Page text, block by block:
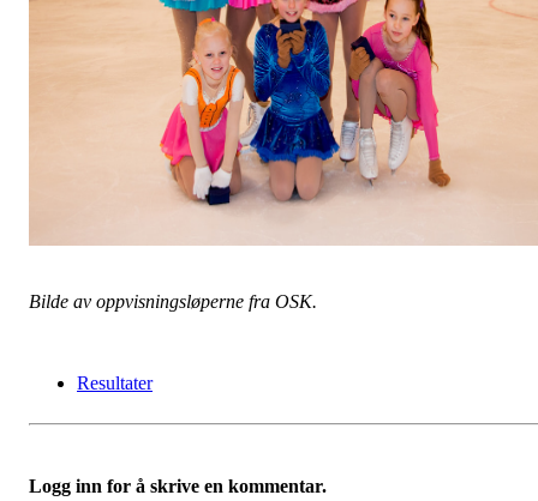
Bilde av oppvisningsløperne fra OSK.
Resultater
Logg inn for å skrive en kommentar.